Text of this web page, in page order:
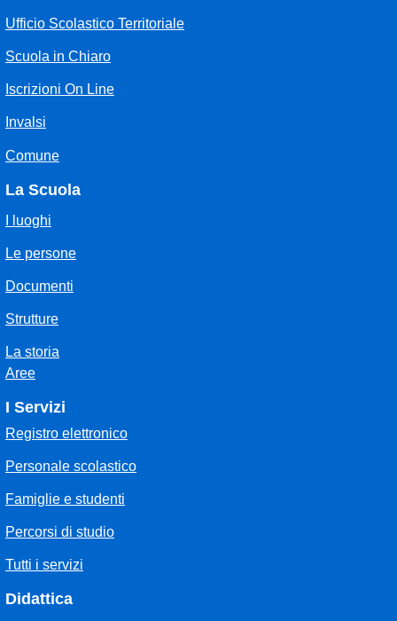
Ufficio Scolastico Territoriale
Scuola in Chiaro
Iscrizioni On Line
Invalsi
Comune
La Scuola
I luoghi
Le persone
Documenti
Strutture
La storia
Aree
I Servizi
Registro elettronico
Personale scolastico
Famiglie e studenti
Percorsi di studio
Tutti i servizi
Didattica